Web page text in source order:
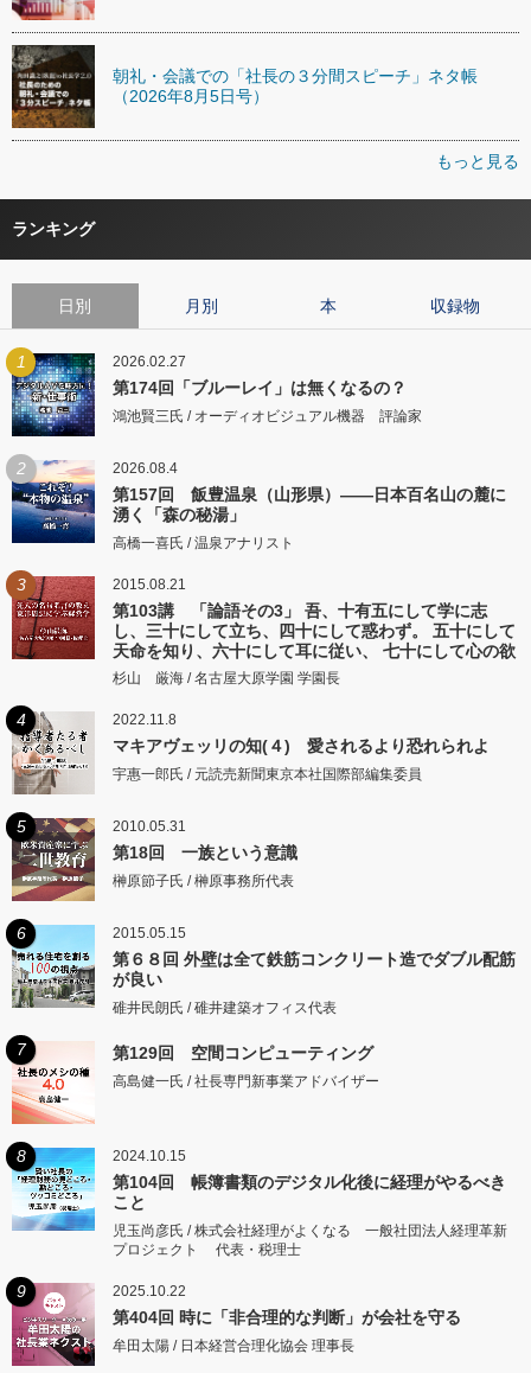
朝礼・会議での「社長の３分間スピーチ」ネタ帳
（2026年8月5日号）
もっと見る
ランキング
日別 月別 本 収録物
1 2026.02.27
第174回「ブルーレイ」は無くなるの？
鴻池賢三氏 / オーディオビジュアル機器 評論家
2 2026.08.4
第157回 飯豊温泉（山形県）――日本百名山の麓に
湧く「森の秘湯」
高橋一喜氏 / 温泉アナリスト
3 2015.08.21
第103講 「論語その3」 吾、十有五にして学に志
し、三十にして立ち、四十にして惑わず。 五十にして
天命を知り、六十にして耳に従い、 七十にして心の欲
するところに従いて矩をこえず。
杉山 厳海 / 名古屋大原学園 学園長
4 2022.11.8
マキアヴェッリの知(４) 愛されるより恐れられよ
宇惠一郎氏 / 元読売新聞東京本社国際部編集委員
5 2010.05.31
第18回 一族という意識
榊原節子氏 / 榊原事務所代表
6 2015.05.15
第６８回 外壁は全て鉄筋コンクリート造でダブル配筋
が良い
碓井民朗氏 / 碓井建築オフィス代表
7 第129回 空間コンピューティング
高島健一氏 / 社長専門新事業アドバイザー
8 2024.10.15
第104回 帳簿書類のデジタル化後に経理がやるべき
こと
児玉尚彦氏 / 株式会社経理がよくなる 一般社団法人経理革新
プロジェクト 代表・税理士
9 2025.10.22
第404回 時に「非合理的な判断」が会社を守る
牟田太陽 / 日本経営合理化協会 理事長